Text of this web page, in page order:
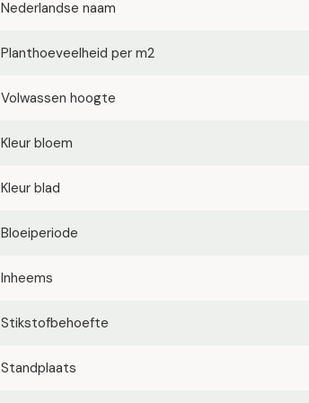
Nederlandse naam
Planthoeveelheid per m2
Volwassen hoogte
Kleur bloem
Kleur blad
Bloeiperiode
Inheems
Stikstofbehoefte
Standplaats